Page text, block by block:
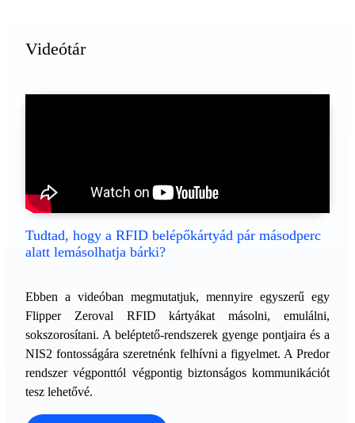
Videótár
Tudtad, hogy a RFID belépőkártyád pár másodperc
alatt lemásolhatja bárki?
Ebben a videóban megmutatjuk, mennyire egyszerű egy
Flipper Zeroval RFID kártyákat másolni, emulálni,
sokszorosítani. A beléptető-rendszerek gyenge pontjaira és a
NIS2 fontosságára szeretnénk felhívni a figyelmet. A Predor
rendszer végponttól végpontig biztonságos kommunikációt
tesz lehetővé.